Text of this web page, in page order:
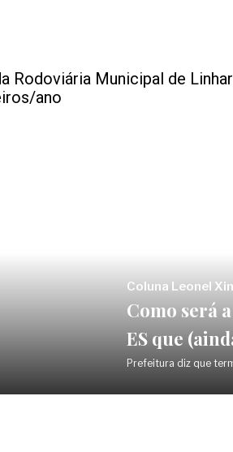
Coluna Leonel
Como será
ES que
Prefeitura diz que